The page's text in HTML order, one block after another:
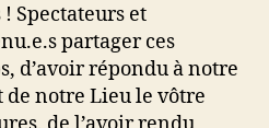
Spectateurs et
partager ces
d’avoir répondu à notre
notre Lieu le vôtre